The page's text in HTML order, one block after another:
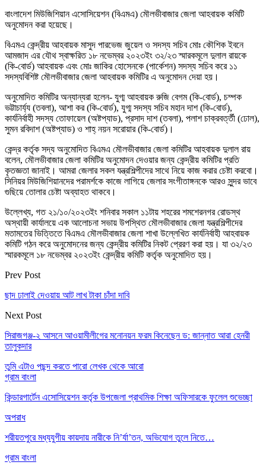
বাংলাদেশ মিউজিশিয়ান এসোসিয়েশন (বিএমএ) মৌলভীবাজার জেলা আহবায়ক কমিটি
অনুমোদন করা হয়েছে।
বিএমএ কেন্দ্রীয় আহবায়ক মাসুদ পারভেজ জুয়েল ও সদস্য সচিব মোঃ কৌশিক ইবনে
আমজাদ এর যৌথ স্বাক্ষরিত ১৮ নভেম্বর ২০২৩ইং ৩২/২৩ স্মারকমূলে দুলাল রায়কে
(কি-বোর্ড) আহবায়ক এবং মোঃ জাকির হোসেনকে (পার্কেশন) সদস্য সচিব করে ১১
সদস্যবিশিষ্ট মৌলভীবাজার জেলা আহবায়ক কমিটির এ অনুমোদন দেয়া হয়।
অনুমোদিত কমিটির অন্যান্যরা হলেন- যুগ্ম আহবায়ক রুজি বেগম (কি-বোর্ড), চম্পক
ভট্টাচার্য্য (তবলা), আশা কর (কি-বোর্ড), যুগ্ম সদস্য সচিব মহান দাশ (কি-বোর্ড),
কার্যনির্বাহী সদস্য তোফায়েল (অষ্টপ্যাড), প্রসাদ দাশ (তবলা), পলাশ চাক্রবর্ত্তী (ঢোল),
সুমন রবিদাশ (অষ্টপ্যাড) ও শাহ্ নয়ন সরোয়ার (কি-বোর্ড)।
কেন্দ্র কর্তৃক সদ্য অনুমোদিত বিএমএ মৌলভীবাজার জেলা কমিটির আহবায়ক দুলাল রায়
বলেন, মৌলভীবাজার জেলা কমিটির অনুমোদন দেওয়ার জন্য কেন্দ্রীয় কমিটির প্রতি
কৃতজ্ঞতা জানাই। আমরা জেলার সকল যন্ত্রশিল্পীদের সাথে নিয়ে কাজ করার চেষ্টা করবো।
সিনিয়র মিউজিশিয়ানদের পরামর্শকে কাজে লাগিয়ে জেলার সংগীতাঙ্গনকে আরও সুন্দর ভাবে
গুছিয়ে তোলার চেষ্টা অব্যাহত থাকবে।
উল্লেখ্য, গত ২১/১০/২০২৩ইং শনিবার সকাল ১১টায় শহরের শমশেরনগর রোডস্থ
অস্থায়ী কার্যালয়ে এক আলোচনা সভায় উপস্থিত মৌলভীবাজার জেলা যন্ত্রশিল্পীদের
মতামতের ভিত্তিতে বিএমএ মৌলভীবাজার জেলা শাখা উল্লেখিত কার্যনির্বাহী আহবায়ক
কমিটি গঠন করে অনুমোদনের জন্য কেন্দ্রীয় কমিটির নিকট প্রেরণ করা হয়। যা ৩২/২৩
স্মারকমূলে ১৮ নভেম্বর ২০২৩ইং কেন্দ্রীয় কমিটি কর্তৃক অনুমোদিত হয়।
Prev Post
ছাদ ঢালাই দেওয়ায় আট লাখ টাকা চাঁদা দাবি
Next Post
সিরাজগঞ্জ-২ আসনে আওয়ামীলীগের মনোনয়ন ফরম কিনেছেন ড: জান্নাত আরা হেনরী
তালুকদার
তুমি এটাও পছন্দ করতে পারো লেখক থেকে আরো
গ্রাম বাংলা
কিন্ডারগার্টেন এসোসিয়েশন কর্তৃক উপজেলা প্রাথমিক শিক্ষা অফিসারকে ফুলেল শুভেচ্ছা
অপরাধ
শরীয়তপুরে মধ্যযুগীয় কায়দায় নারীকে নি’র্যা’তন, অভিযোগ তুলে নিতে…
গ্রাম বাংলা